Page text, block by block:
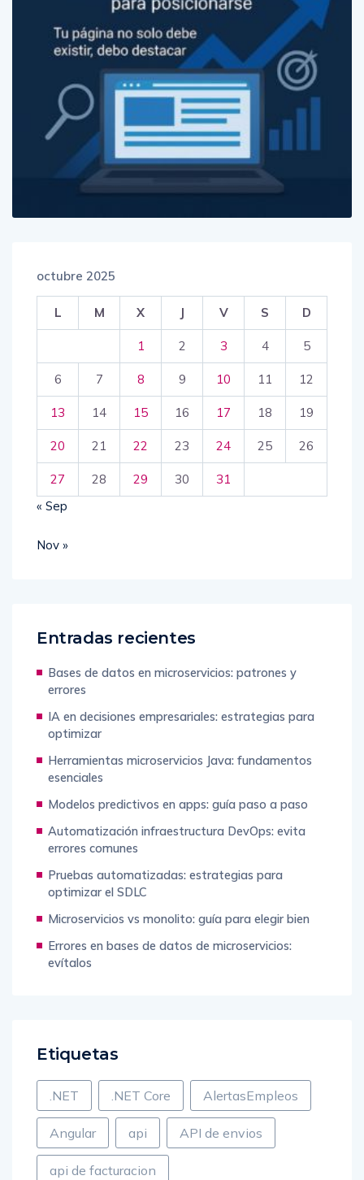
octubre 2025
L M X J V S D
1 2 3 4 5
6 7 8 9 10 11 12
13 14 15 16 17 18 19
20 21 22 23 24 25 26
27 28 29 30
31
« Sep
Nov »
Entradas recientes
Bases de datos en microservicios: patrones y
errores
IA en decisiones empresariales: estrategias para
optimizar
Herramientas microservicios Java: fundamentos
esenciales
Modelos predictivos en apps: guía paso a paso
Automatización infraestructura DevOps: evita
errores comunes
Pruebas automatizadas: estrategias para
optimizar el SDLC
Microservicios vs monolito: guía para elegir bien
Errores en bases de datos de microservicios:
evítalos
Etiquetas
.NET .NET Core AlertasEmpleos
Angular api API de envios
api de facturacion